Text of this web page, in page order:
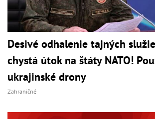
Desivé odhalenie tajných
chystá útok na štáty NATO!
ukrajinské drony
Zahraničné